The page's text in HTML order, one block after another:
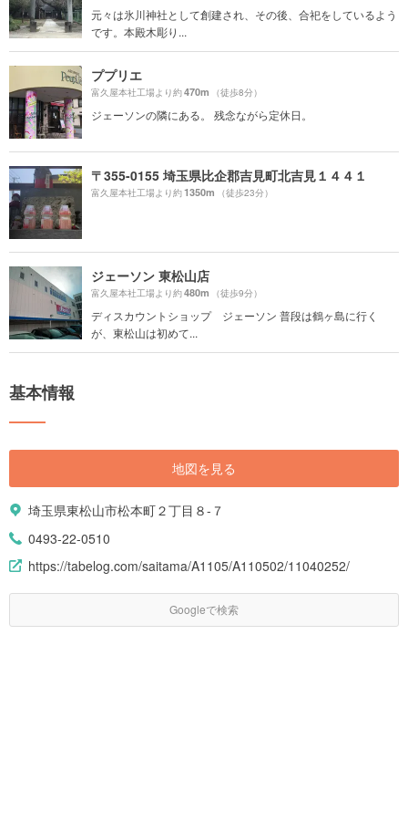
元々は氷川神社として創建され、その後、合祀をしているよう
です。本殿木彫り...
ププリエ
富久屋本社工場より約470m （徒歩8分）
ジェーソンの隣にある。 残念ながら定休日。
〒355-0155 埼玉県比企郡吉見町北吉見１４４１
富久屋本社工場より約1350m （徒歩23分）
ジェーソン 東松山店
富久屋本社工場より約480m （徒歩9分）
ディスカウントショップ ジェーソン 普段は鶴ヶ島に行く
が、東松山は初めて...
基本情報
地図を見る
埼玉県東松山市松本町２丁目８-７
0493-22-0510
https://tabelog.com/saitama/A1105/A110502/11040252/
Googleで検索